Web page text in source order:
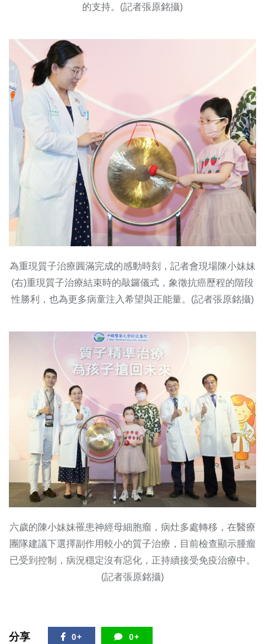
的支持。(記者張原銘攝)
為重現質子治療圓滿完成的感動時刻，記者會現場陳小妹妹
(右)重現質子治療結束時的敲鑼儀式，象徵抗癌歷程的階段
性勝利，也為更多病童注入希望與正能量。(記者張原銘攝)
六歲的陳小妹妹罹患神經母細胞瘤，病灶多處轉移，在醫療
團隊建議下選擇副作用較小的質子治療，目前檢查顯示腫瘤
已受到控制，病況穩定沒有惡化，正持續接受免疫治療中。
(記者張原銘攝)
分享 0+ 0+